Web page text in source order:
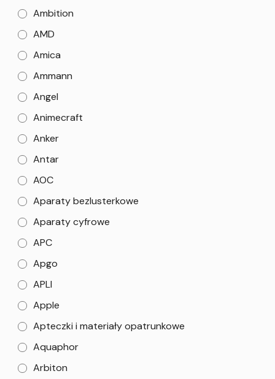
Ambition
AMD
Amica
Ammann
Angel
Animecraft
Anker
Antar
AOC
Aparaty bezlusterkowe
Aparaty cyfrowe
APC
Apgo
APLI
Apple
Apteczki i materiały opatrunkowe
Aquaphor
Arbiton